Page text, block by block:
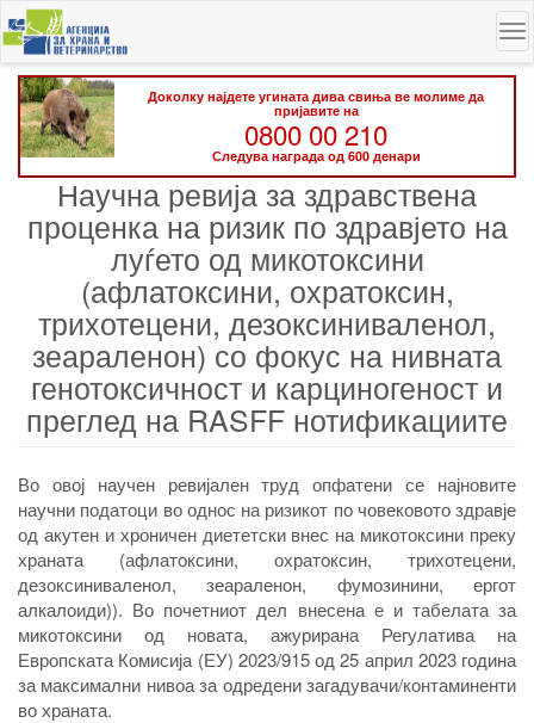
Skip
to
main
content
Доколку најдете угината дива свиња ве молиме да
пријавите на
0800 00 210
Следува награда од 600 денари
Научна ревија за здравствена
проценка на ризик по здравјето на
луѓето од микотоксини
(афлатоксини, охратоксин,
трихотецени, дезоксиниваленол,
зеараленон) со фокус на нивната
генотоксичност и карциногеност и
преглед на RASFF нотификациите
Во овој научен ревијален труд опфатени се најновите
научни податоци во однос на ризикот по човековото здравје
од акутен и хроничен диететски внес на микотоксини преку
храната (афлатоксини, охратоксин, трихотецени,
дезоксиниваленол, зеараленон, фумозинини, ергот
алкалоиди)). Во почетниот дел внесена е и табелата за
микотоксини од новата, ажурирана Регулатива на
Европската Комисија (ЕУ) 2023/915 од 25 април 2023 година
за максимални нивоа за одредени загадувачи/контаминенти
во храната.